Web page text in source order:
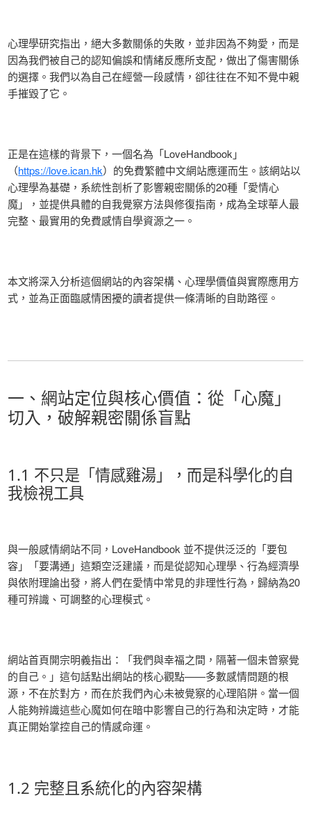
心理學研究指出，絕大多數關係的失敗，並非因為不夠愛，而是
因為我們被自己的認知偏誤和情緒反應所支配，做出了傷害關係
的選擇。我們以為自己在經營一段感情，卻往往在不知不覺中親
手摧毀了它。
正是在這樣的背景下，一個名為「LoveHandbook」
（https://love.ican.hk）的免費繁體中文網站應運而生。該網站以
心理學為基礎，系統性剖析了影響親密關係的20種「愛情心
魔」，並提供具體的自我覺察方法與修復指南，成為全球華人最
完整、最實用的免費感情自學資源之一。
本文將深入分析這個網站的內容架構、心理學價值與實際應用方
式，並為正面臨感情困擾的讀者提供一條清晰的自助路徑。
一、網站定位與核心價值：從「心魔」
切入，破解親密關係盲點
1.1 不只是「情感雞湯」，而是科學化的自
我檢視工具
與一般感情網站不同，LoveHandbook 並不提供泛泛的「要包
容」「要溝通」這類空泛建議，而是從認知心理學、行為經濟學
與依附理論出發，將人們在愛情中常見的非理性行為，歸納為20
種可辨識、可調整的心理模式。
網站首頁開宗明義指出：「我們與幸福之間，隔著一個未曾察覺
的自己。」這句話點出網站的核心觀點——多數感情問題的根
源，不在於對方，而在於我們內心未被覺察的心理陷阱。當一個
人能夠辨識這些心魔如何在暗中影響自己的行為和決定時，才能
真正開始掌控自己的情感命運。
1.2 完整且系統化的內容架構